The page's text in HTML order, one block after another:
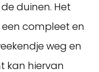
duinen. Het
compleet en
weg en
kan hiervan